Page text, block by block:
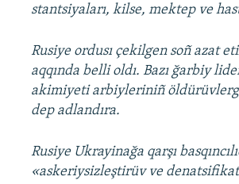
stantsiyaları, kilse, mektep ve
Rusiye ordusı çekilgen soñ azat
aqqında belli oldı. Bazı ğarbiy
akimiyeti arbiyleriniñ
dep adlandıra.
Rusiye Ukrayinağa qarşı
«askeriysizleştirüv ve